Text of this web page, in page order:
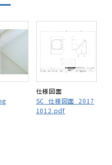
仕様図面
SC_仕様図面_2017
1012.pdf